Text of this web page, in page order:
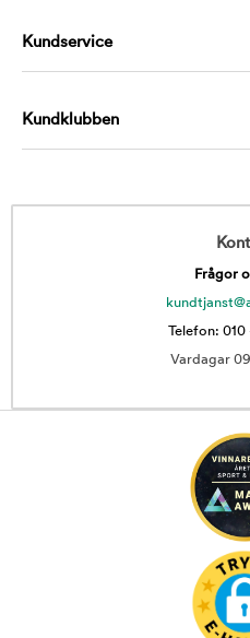
Kundservice
Kundklubben
Frågor
Telefon:
Vardagar